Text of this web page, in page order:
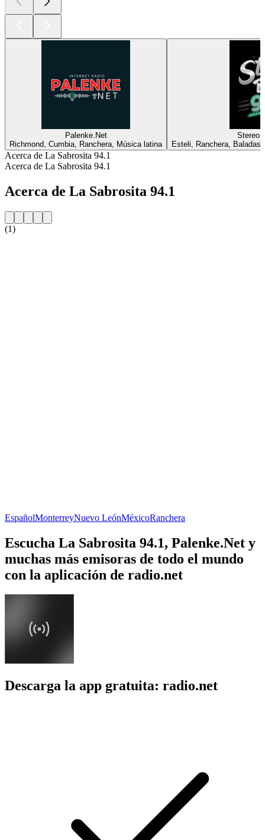
Palenke.Net
Richmond, Cumbia, Ranchera, Música latina
Stereo
Esteli, Ranchera,
Acerca de La Sabrosita 94.1
Acerca de La Sabrosita 94.1
Acerca de La Sabrosita 94.1
(1)
EspañolMonterreyNuevo LeónMéxicoRanchera
Escucha La Sabrosita 94.1, Palenke.Net y
muchas más emisoras de todo el mundo
con la aplicación de radio.net
Descarga la app gratuita: radio.net